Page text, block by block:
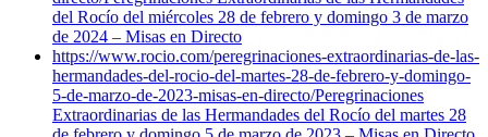
del Rocío del miércoles 28 de febrero y domingo 3 de marzo
de 2024 – Misas en Directo
https://www.rocio.com/peregrinaciones-extraordinarias-de-las-
hermandades-del-rocio-del-martes-28-de-febrero-y-domingo-
5-de-marzo-de-2023-misas-en-directo/Peregrinaciones
Extraordinarias de las Hermandades del Rocío del martes 28